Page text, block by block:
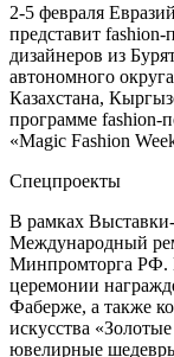
2-5 февраля
представит
дизайнеров из
автономного
Казахстана,
программе fashion-
«Magic Fashion
Спецпроекты
В рамках
Международный
Минпромторга РФ.
церемонии
Фаберже, а также
искусства
ювелирные